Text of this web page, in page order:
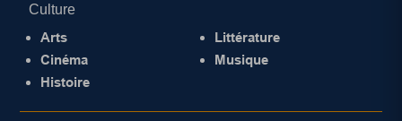
Culture
Arts
Cinéma
Histoire
Littérature
Musique